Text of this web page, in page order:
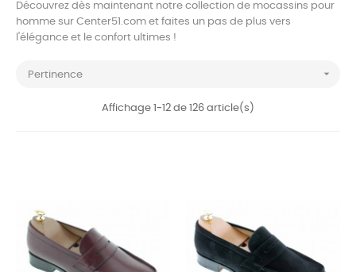
Découvrez dès maintenant notre collection de mocassins pour
homme sur Center51.com et faites un pas de plus vers
l'élégance et le confort ultimes !
Pertinence 
Affichage 1-12 de 126 article(s)